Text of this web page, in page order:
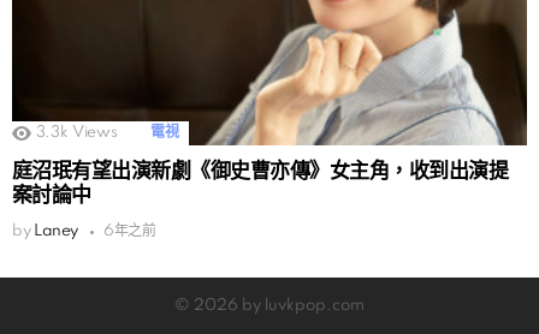
3.3k Views 電視
庭沼珉有望出演新劇《御史曹亦傳》女主角，收到出演提
案討論中
by Laney 6年之前
© 2026 by luvkpop.com